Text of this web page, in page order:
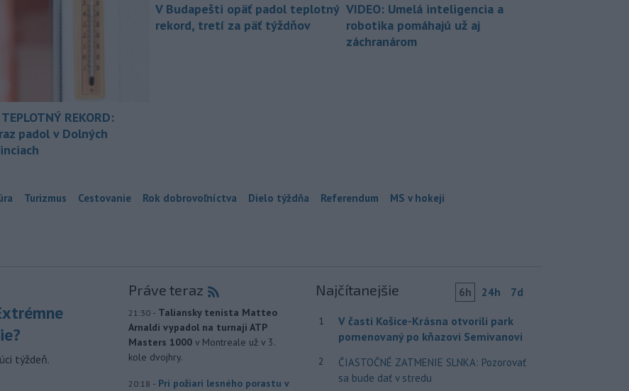
REKORD:
padol v Dolných
V Budapešti opäť padol teplotný
rekord, tretí za päť týždňov
VIDEO: Umelá inteligencia a
robotika pomáhajú už aj
záchranárom
Turizmus Cestovanie Rok dobrovoľníctva Dielo týždňa Referendum MS v hokeji
týždeň.
Práve teraz
21:30 - Taliansky tenista Matteo
Arnaldi vypadol na turnaji ATP
Masters 1000 v Montreale už v 3.
kole dvojhry.
20:18 - Pri požiari lesného porastu v
Najčítanejšie 6h 24h 7d
1
V časti Košice-Krásna otvorili park
pomenovaný po kňazovi Semivanovi
2
ČIASTOČNÉ ZATMENIE SLNKA: Pozorovať
sa bude dať v stredu